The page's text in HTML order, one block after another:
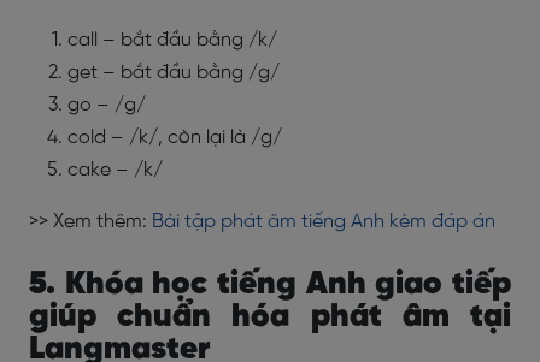
call – bắt đầu bằng /k/
get – bắt đầu bằng /g/
go – /g/
cold – /k/, còn lại là /g/
cake – /k/
>> Xem thêm: Bài tập phát âm tiếng Anh kèm đáp án
5. Khóa học tiếng Anh giao tiếp
giúp chuẩn hóa phát âm tại
Langmaster